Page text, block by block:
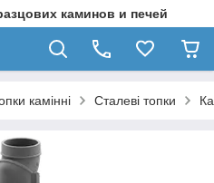
каминов и печей
камінні Сталеві топки